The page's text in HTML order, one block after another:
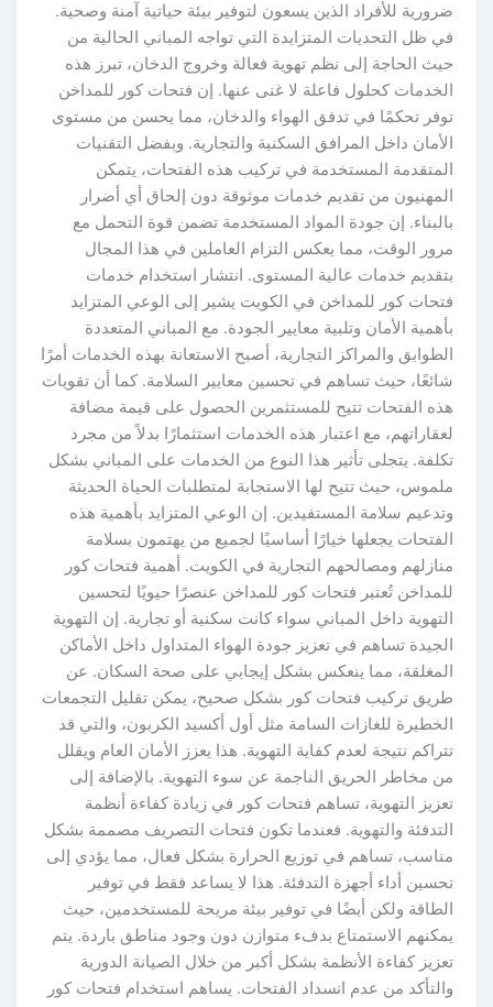
للأفراد الذين يسعون لتوفير بيئة حياتية آمنة وصحية.
ظل التحديات المتزايدة التي تواجه المباني الحالية من
الحاجة إلى نظم تهوية فعالة وخروج الدخان، تبرز هذه
كحلول فاعلة لا غنى عنها. إن فتحات كور للمداخن
تحكمًا في تدفق الهواء والدخان، مما يحسن من مستوى
داخل المرافق السكنية والتجارية. وبفضل التقنيات
المستخدمة في تركيب هذه الفتحات، يتمكن
من تقديم خدمات موثوقة دون إلحاق أي أضرار
إن جودة المواد المستخدمة تضمن قوة التحمل مع
الوقت، مما يعكس التزام العاملين في هذا المجال
خدمات عالية المستوى. انتشار استخدام خدمات
كور للمداخن في الكويت يشير إلى الوعي المتزايد
الأمان وتلبية معايير الجودة. مع المباني المتعددة
والمراكز التجارية، أصبح الاستعانة بهذه الخدمات أمرًا
حيث تساهم في تحسين معايير السلامة. كما أن تقويات
الفتحات تتيح للمستثمرين الحصول على قيمة مضافة
مع اعتبار هذه الخدمات استثمارًا بدلاً من مجرد
يتجلى تأثير هذا النوع من الخدمات على المباني بشكل
حيث تتيح لها الاستجابة لمتطلبات الحياة الحديثة
سلامة المستفيدين. إن الوعي المتزايد بأهمية هذه
يجعلها خيارًا أساسيًا لجميع من يهتمون بسلامة
ومصالحهم التجارية في الكويت. أهمية فتحات كور
تُعتبر فتحات كور للمداخن عنصرًا حيويًا لتحسين
داخل المباني سواء كانت سكنية أو تجارية. إن التهوية
تساهم في تعزيز جودة الهواء المتداول داخل الأماكن
مما ينعكس بشكل إيجابي على صحة السكان. عن
تركيب فتحات كور بشكل صحيح، يمكن تقليل التجمعات
للغازات السامة مثل أول أكسيد الكربون، والتي قد
نتيجة لعدم كفاية التهوية. هذا يعزز الأمان العام ويقلل
مخاطر الحريق الناجمة عن سوء التهوية. بالإضافة إلى
التهوية، تساهم فتحات كور في زيادة كفاءة أنظمة
والتهوية. فعندما تكون فتحات التصريف مصممة بشكل
تساهم في توزيع الحرارة بشكل فعال، مما يؤدي إلى
أداء أجهزة التدفئة. هذا لا يساعد فقط في توفير
ولكن أيضًا في توفير بيئة مريحة للمستخدمين، حيث
الاستمتاع بدفء متوازن دون وجود مناطق باردة. يتم
كفاءة الأنظمة بشكل أكبر من خلال الصيانة الدورية
من عدم انسداد الفتحات. يساهم استخدام فتحات كور